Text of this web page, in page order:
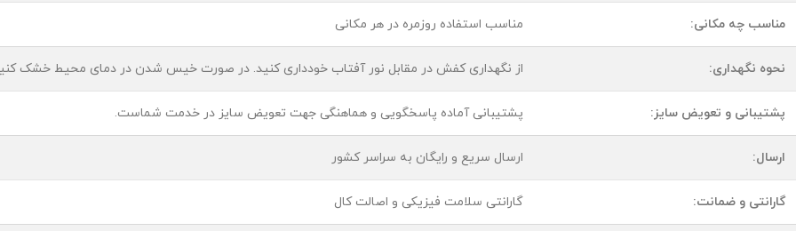
مناسب چه مکانی: مناسب استفاده روزمره در هر مکانی
نحوه نگهداری: از نگهداری کفش در مقابل نور آفتاب خودداری کنید. در صورت خیس شدن در دمای محیط خشک
پشتیبانی و تعویض سایز: پشتیبانی آماده پاسخگویی و هماهنگی جهت تعویض سایز در خدمت شماست.
ارسال: ارسال سریع و رایگان به سراسر کشور
گارانتی و ضمانت: گارانتی سلامت فیزیکی و اصالت کال